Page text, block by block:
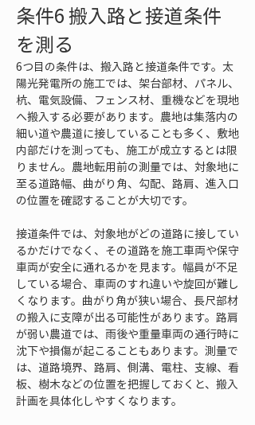
条件6 搬入路と接道条件
を測る
6つ目の条件は、搬入路と接道条件です。太
陽光発電所の施工では、架台部材、パネル、
杭、電気設備、フェンス材、重機などを現地
へ搬入する必要があります。農地は集落内の
細い道や農道に接していることも多く、敷地
内部だけを測っても、施工が成立するとは限
りません。農地転用前の測量では、対象地に
至る道路幅、曲がり角、勾配、路肩、進入口
の位置を確認することが大切です。
接道条件では、対象地がどの道路に接してい
るかだけでなく、その道路を施工車両や保守
車両が安全に通れるかを見ます。幅員が不足
している場合、車両のすれ違いや旋回が難し
くなります。曲がり角が狭い場合、長尺部材
の搬入に支障が出る可能性があります。路肩
が弱い農道では、雨後や重量車両の通行時に
沈下や損傷が起こることもあります。測量で
は、道路境界、路肩、側溝、電柱、支線、看
板、樹木などの位置を把握しておくと、搬入
計画を具体化しやすくなります。